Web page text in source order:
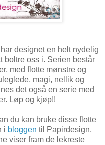
designet en helt nydelig
boltre oss i. Serien består
med flotte mønstre og
magi, nellik og
det også en serie med
Løp og kjøp!!
du kan bruke disse flotte
i bloggen til Papirdesign,
viser fram de lekreste